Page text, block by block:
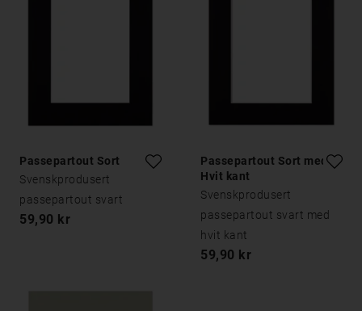
Passepartout Sort
Svenskprodusert
passepartout svart
59,90 kr
Passepartout Sort med
Hvit kant
Svenskprodusert
passepartout svart med
hvit kant
59,90 kr